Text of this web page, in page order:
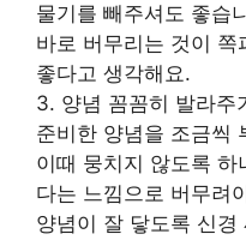
물기를 빼주셔도 좋습
바로 버무리는 것이 쪽
좋다고 생각해요.
3. 양념 꼼꼼히 발라주
준비한 양념을 조금씩
이때 뭉치지 않도록
다는 느낌으로 버무려
양념이 잘 닿도록 신경